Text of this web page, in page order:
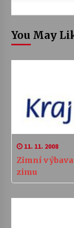
You May
11. 11. 2008
Zimní
zimu